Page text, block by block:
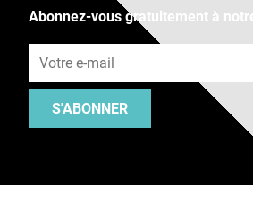
Abonnez-vous gratuitement à
S'ABONNER